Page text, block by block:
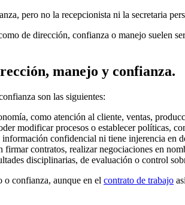
pero no la recepcionista ni la secretaria
de dirección, confianza o manejo suelen
manejo y confianza.
son las siguientes:
como atención al cliente, ventas,
modificar procesos o establecer políticas,
información confidencial ni tiene injerencia en
firmar contratos, realizar negociaciones en
disciplinarias, de evaluación o control
o confianza, aunque en el contrato de trabajo